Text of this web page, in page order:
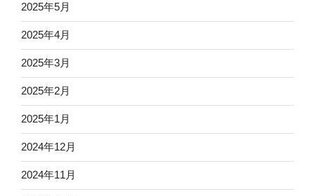
2025年5月
2025年4月
2025年3月
2025年2月
2025年1月
2024年12月
2024年11月